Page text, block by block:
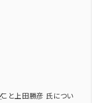
こと上田勝彦 氏につい